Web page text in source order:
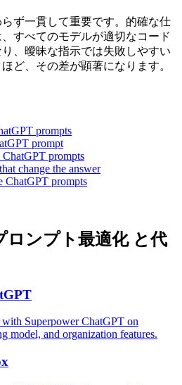
ず一貫して重要です。的確な仕
すべてのモデルが適切なコード
、曖昧な指示では失敗しやすい
ど、その差が顕著になります。
prompts
prompt
prompts
change the answer
ChatGPT prompts
ロンプト最適化 と代
Superpower ChatGPT on
model, and organization features.